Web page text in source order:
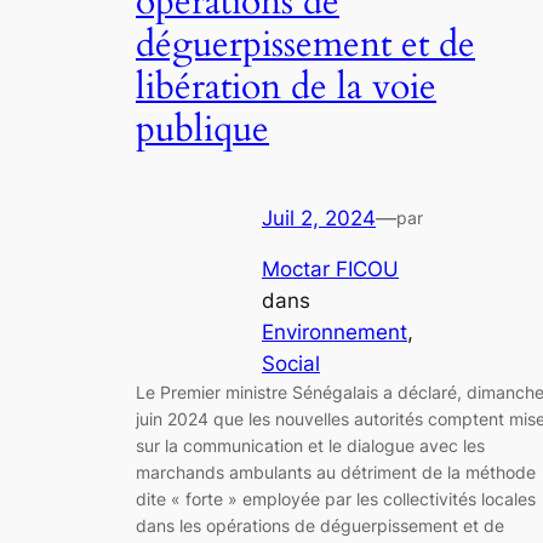
déguerpissement et de
libération de la voie
publique
Juil 2, 2024—par
Moctar FICOU
dans
Environnement
Social
Le Premier ministre Sénégalais a déclaré, dimanche
juin 2024 que les nouvelles autorités comptent
sur la communication et le dialogue avec les
marchands ambulants au détriment de la méthode
dite « forte » employée par les collectivités locales
dans les opérations de déguerpissement et de